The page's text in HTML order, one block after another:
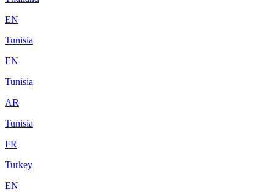
EN
Tunisia
EN
Tunisia
AR
Tunisia
FR
Turkey
EN